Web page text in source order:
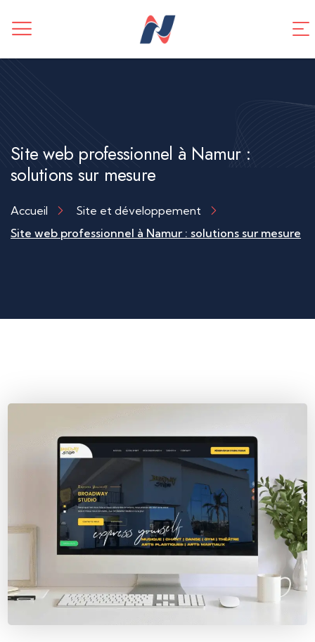
Site web professionnel à Namur :
solutions sur mesure
Accueil
Site et développement
Site web professionnel à Namur : solutions sur mesure